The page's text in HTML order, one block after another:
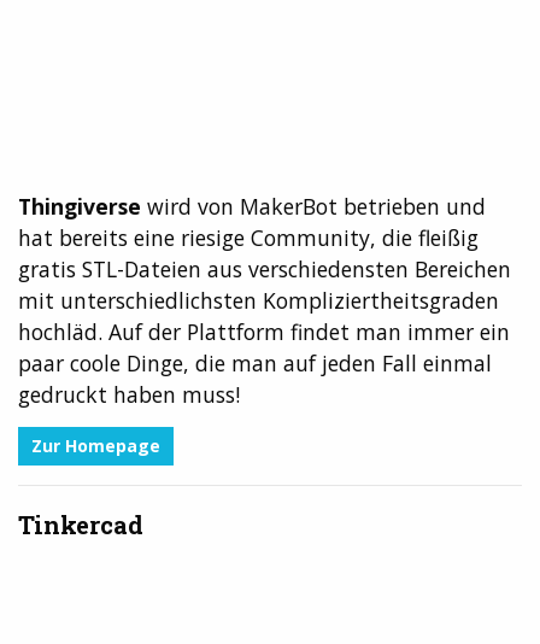
Thingiverse wird von MakerBot betrieben und
hat bereits eine riesige Community, die fleißig
gratis STL-Dateien aus verschiedensten Bereichen
mit unterschiedlichsten Kompliziertheitsgraden
hochläd. Auf der Plattform findet man immer ein
paar coole Dinge, die man auf jeden Fall einmal
gedruckt haben muss!
Zur Homepage
Tinkercad